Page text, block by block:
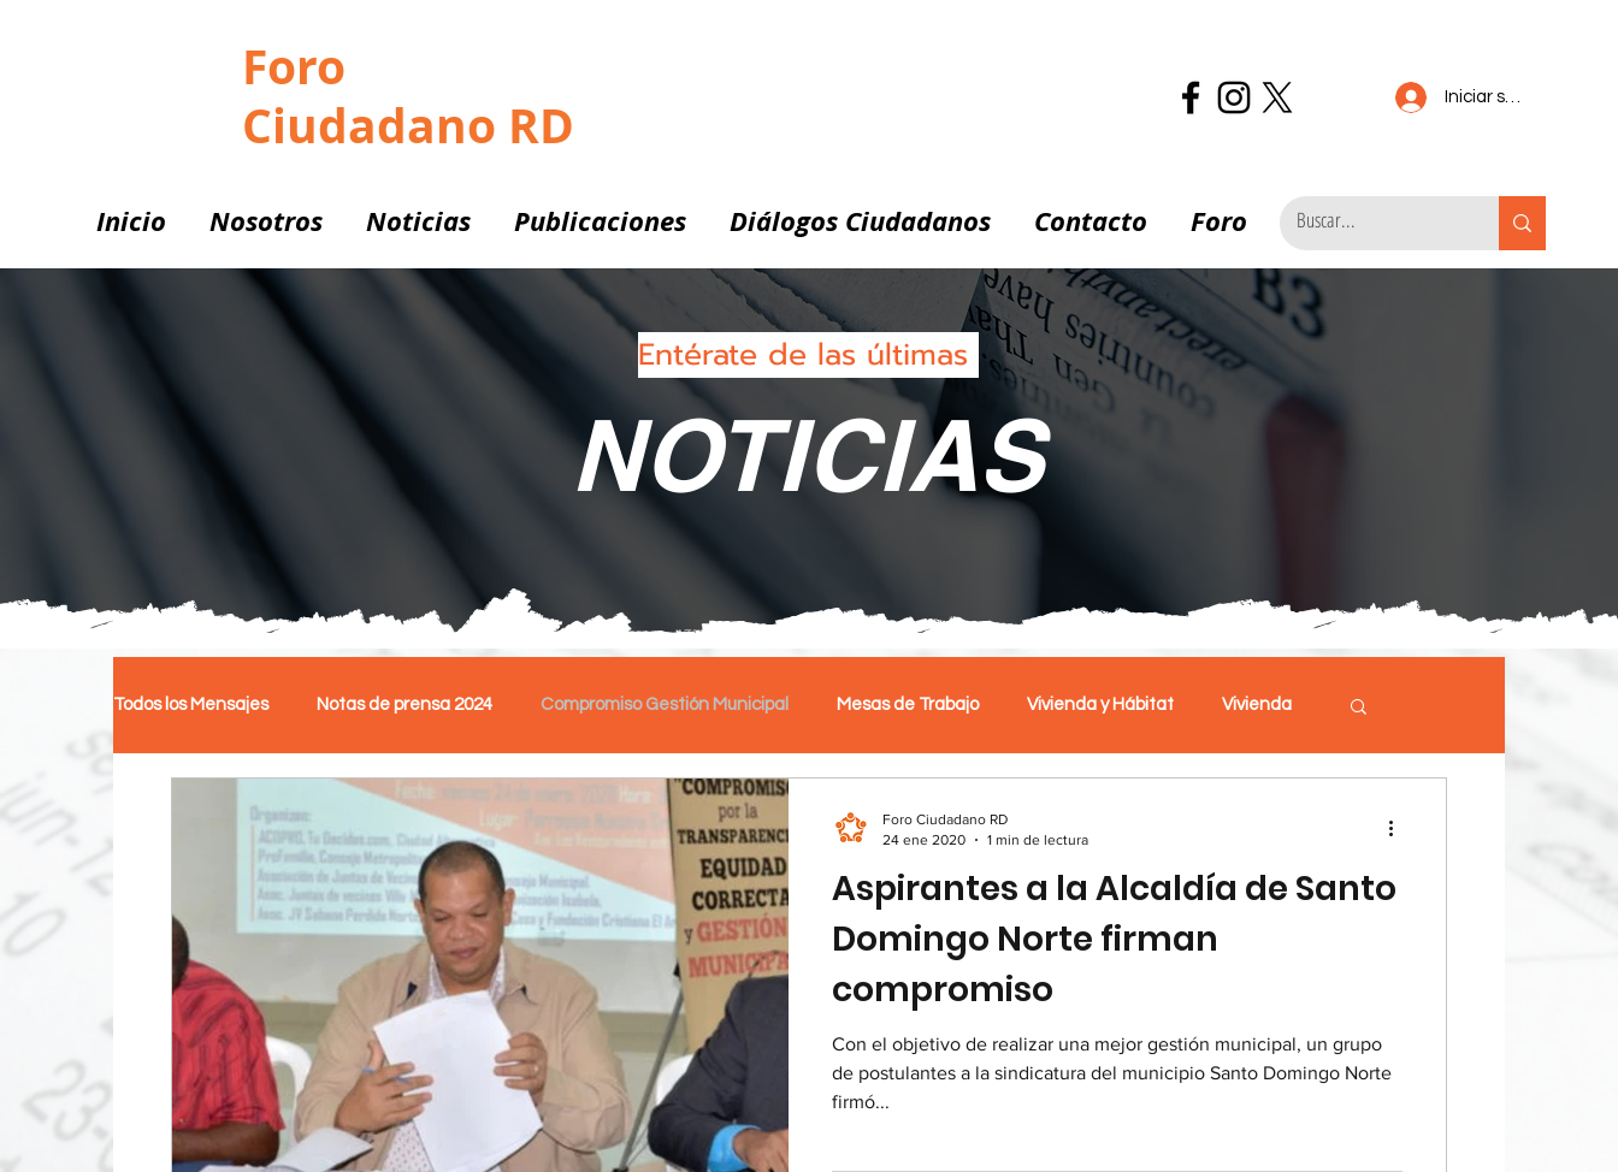
Foro
Ciudadano RD
Iniciar sesión
Inicio Nosotros Noticias Publicaciones Diálogos Ciudadanos Contacto Foro
Entérate de las últimas
NOTICIAS
Todos los Mensajes Notas de prensa 2024 Compromiso Gestión Municipal Mesas de Trabajo Vivienda y Hábitat Vivienda
Posicionamiento Salud y Seguridad Social Dialogo COVID19
Reforma Fiscal Cursos Un Foro Para Tod@s Caso SENASA
Aspirantes a la Alcaldía de Santo
Domingo Norte firman
compromiso
Con el objetivo de realizar una mejor gestión municipal, un grupo
de postulantes a la sindicatura del municipio Santo Domingo Norte
firmó...
Foro Ciudadano RD
24 ene 2020
1 min de lectura